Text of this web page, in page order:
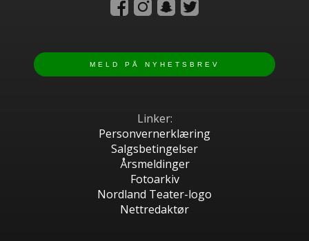
Linker:
Personvernerklæring
Salgsbetingelser
Årsmeldinger
Fotoarkiv
Nordland Teater-logo
Nettredaktør